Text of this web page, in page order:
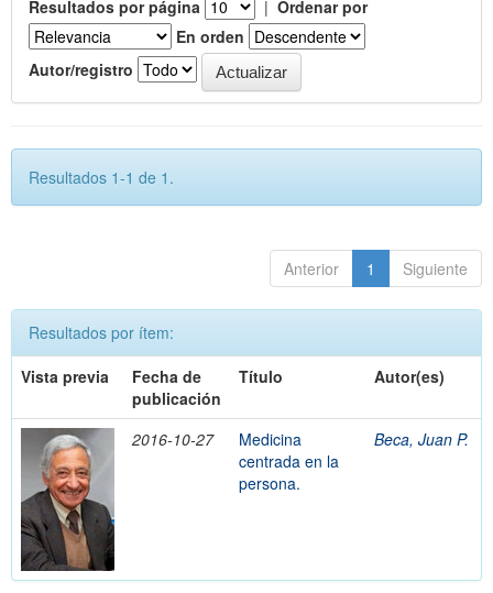
Resultados por página | Ordenar por
En orden
Autor/registro
Resultados 1-1 de 1.
Anterior 1 Siguiente
Resultados por ítem:
Vista previa
Fecha de
publicación
Título Autor(es)
2016-10-27
Medicina
centrada en la
persona.
Beca, Juan P.